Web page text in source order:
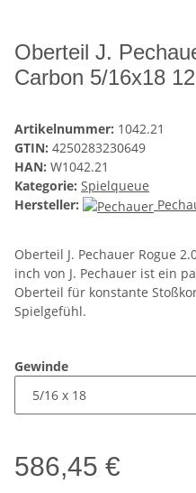
Oberteil J.
Carbon 5/16x18
Artikelnummer: 1042.21
GTIN: 4250283230649
HAN: W1042.21
Kategorie: Spielqueue
Hersteller:
Oberteil J. Pechauer Rogue
inch von J. Pechauer ist ein
Oberteil für konstante
Spielgefühl.
Gewinde
586,45 €